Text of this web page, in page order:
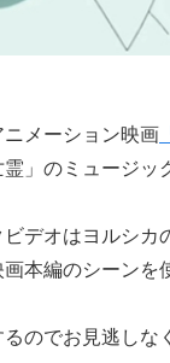
メーション映画
」のミュージッ
デオはヨルシ
本編のシーンを
のでお見逃しな